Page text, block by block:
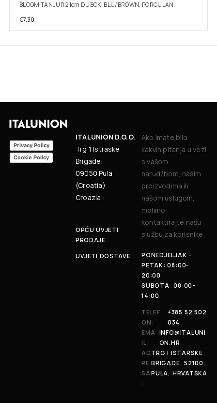
BLOOM TANJUR 21cm DUBOKI BLU/BROWN, PORCULAN
€7.30
Privacy Policy
Cookie Policy
ITALUNION D.O.O.
Trg 1 Istraske
Brigade
09050 Pula
(Croatia)
Croazia
OPĆU UVJETI
PRODAJE
UVJETI DOSTAVE
Ako imate bilo
kakvih pitanja u vezi
s vašom
narudžbom, našim
proizvodima ili
našom uslugom,
molimo
kontaktirajte našu
službu za korisnike.
PONEDJELJAK -
PETAK: 08:00-
20:00
SUBOTA: 08:00-
14:00
TELEF
ON:
+385 52 502
034
EMA
IL:
INFO@ITALUNI
ON.HR
AD
RE
SA
:
TRG I ISTARSKE
BRIGADE, 52100,
PULA, HRVATSKA